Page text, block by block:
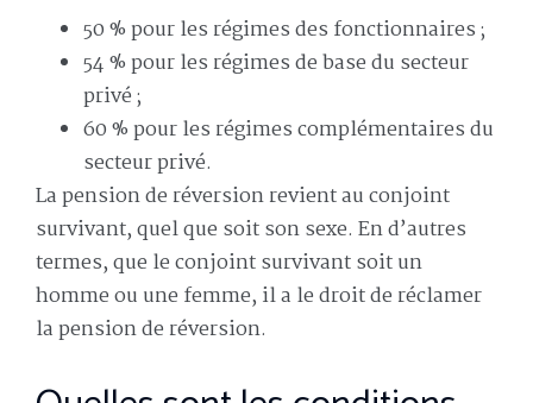
50 % pour les régimes des fonctionnaires ;
54 % pour les régimes de base du secteur
privé ;
60 % pour les régimes complémentaires du
secteur privé.
La pension de réversion revient au conjoint
survivant, quel que soit son sexe. En d’autres
termes, que le conjoint survivant soit un
homme ou une femme, il a le droit de réclamer
la pension de réversion.